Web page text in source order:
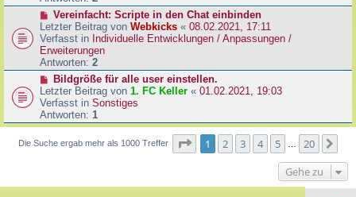
i
r
a
g
r
B
e
i
t
r
a
g
N
e
u
e
r
B
e
i
t
r
g
Vereinfacht: Scripte in den Chat einbinden
Letzter Beitrag von Webkicks « 08.02.2021, 17:11
Verfasst in Individuelle Entwicklungen / Anpassungen /
Erweiterungen
Antworten: 2
N
e
u
e
r
B
e
r
Bildgröße für alle user einstellen.
Letzter Beitrag von 1. FC Keller « 01.02.2021, 19:03
Verfasst in Sonstiges
Antworten: 1
Die Suche ergab mehr als 1000 Treffer Seite von
1 2 3 4 5 20
Gehe zu